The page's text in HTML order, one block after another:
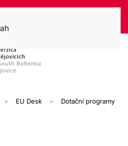
EU Desk Dotační programy